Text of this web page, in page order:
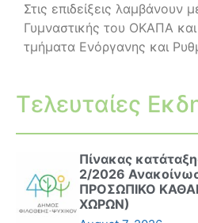
Στις επιδείξεις λαμβάνουν
Γυμναστικής του ΟΚΑΠΑ
τμήματα Ενόργανης και
Τελευταίες
Πίνακας
2/2026
ΠΡΟΣΩΠΙΚΟ
ΧΩΡΩΝ)